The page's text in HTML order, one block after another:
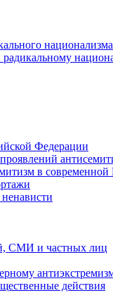
национализма
Федерации
в современной
СМИ и частных лиц
действия